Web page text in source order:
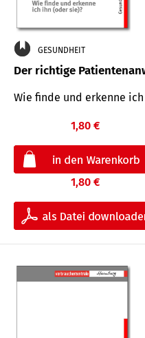
GESUNDHEIT
Der richtige
Wie finde und erkenne
1,80 €
1,80 €